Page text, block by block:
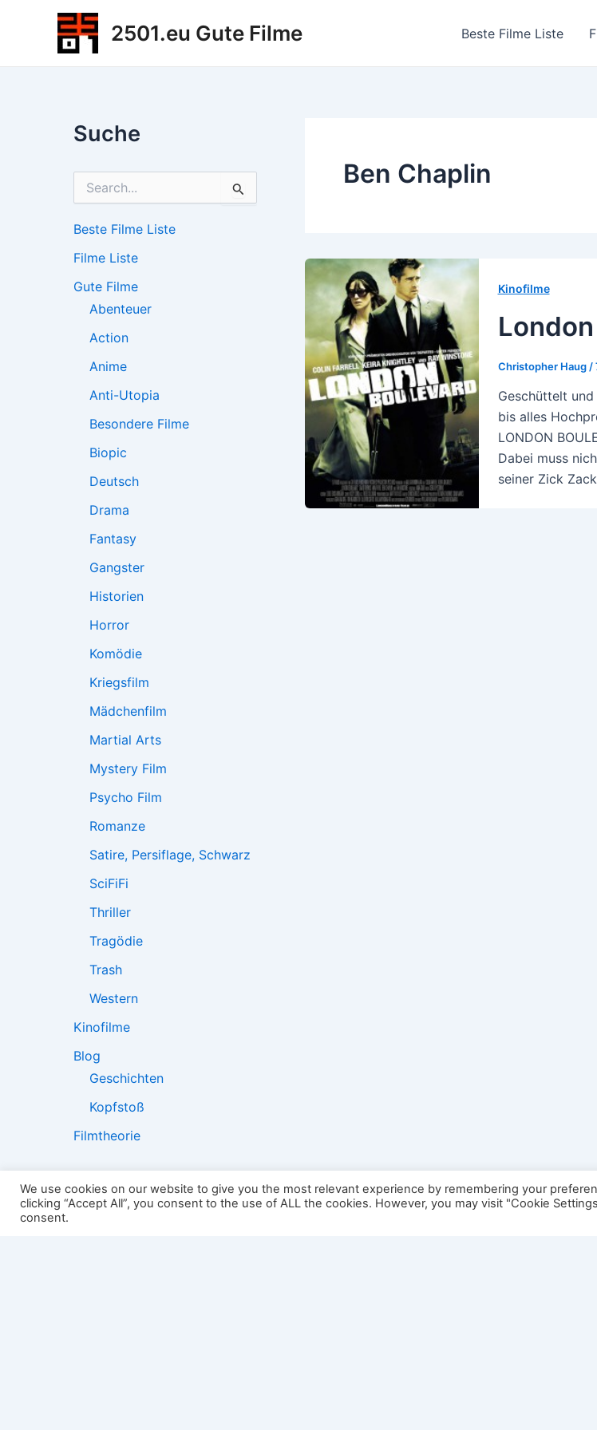
2501.eu Gute Filme Beste Filme Liste
Suche
h
n
a
Beste Filme Liste
Filme Liste
Gute Filme
Abenteuer
Action
Anime
Anti-Utopia
Besondere Filme
Biopic
Deutsch
Drama
Fantasy
Gangster
Historien
Horror
Komödie
Kriegsfilm
Mädchenfilm
Martial Arts
Mystery Film
Psycho Film
Romanze
Satire, Persiflage, Schwarz
SciFiFi
Thriller
Tragödie
Trash
Western
Kinofilme
Blog
Geschichten
Kopfstoß
Filmtheorie
Ben Chaplin
Kinofilme
Christopher Haug /
Geschüttelt
bis alles
LONDON
Dabei muss
seiner Zick
2501:
We use cookies on our website to give you the most relevant experience by remembering your
clicking “Accept All”, you consent to the use of ALL the cookies. However, you may visit "Cookie
consent.